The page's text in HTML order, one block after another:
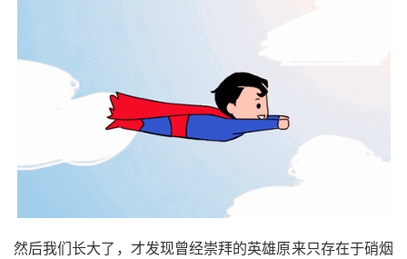
然后我们长大了，才发现曾经崇拜的英雄原来只存在于硝烟